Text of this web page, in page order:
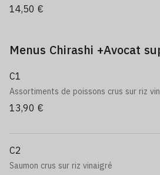
14,50 €
Menus Chirashi +Avocat
C1
Assortiments de poissons crus sur riz
13,90 €
C2
Saumon crus sur riz vinaigré